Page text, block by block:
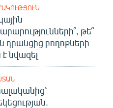
թե՞
դրանցից բողոքների
նվազել